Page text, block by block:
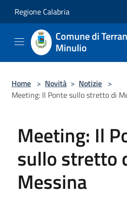
Regione Calabria
Comune di
Minulio
Home > Novità > Notizie >
Meeting: Il Ponte sullo stretto di
Meeting: Il
sullo stretto
Messina